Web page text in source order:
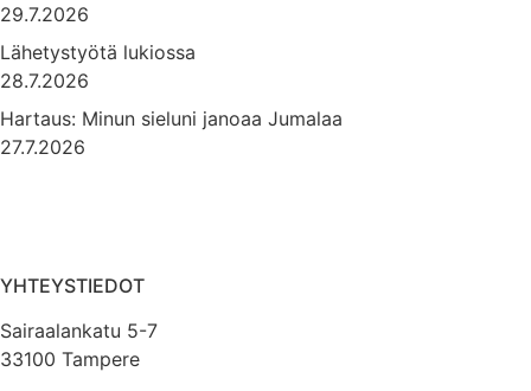
29.7.2026
Lähetystyötä lukiossa
28.7.2026
Hartaus: Minun sieluni janoaa Jumalaa
27.7.2026
YHTEYSTIEDOT
Sairaalankatu 5-7
33100 Tampere